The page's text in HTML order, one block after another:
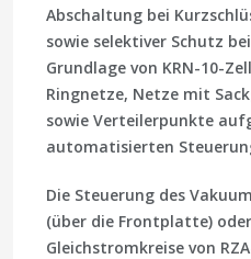
Abschaltung bei
sowie selektiver Schutz
Grundlage von KRN-10-
Ringnetze, Netze mit
sowie Verteilerpunkte
automatisierten
Die Steuerung des
(über die Frontplatte)
Gleichstromkreise von